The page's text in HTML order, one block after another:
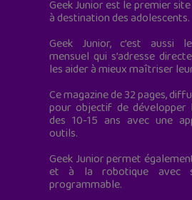
Geek Junior est le premier
à destination des adolescents.
Geek Junior, c’est aussi
mensuel qui s’adresse
les aider à mieux maîtriser
Ce magazine de 32 pages,
pour objectif de développer
des 10-15 ans avec une
outils.
Geek Junior permet
et à la robotique avec
programmable.